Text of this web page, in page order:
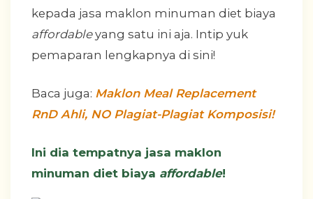
kepada jasa maklon minuman diet biaya
affordableyang satu ini aja. Intip yuk
pemaparan lengkapnya di sini!
Baca juga: Maklon Meal Replacement
RnD Ahli, NO Plagiat-Plagiat Komposisi!
Ini dia tempatnya jasa maklon
minuman diet biaya affordable!